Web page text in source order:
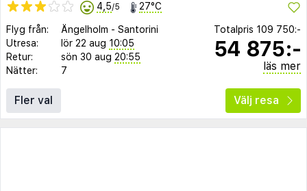
4,5/5 27°C
Flyg från: Ängelholm - Santorini
Utresa:
lör 22 aug 10:05
Retur:
sön 30 aug 20:55
Nätter:
7
Totalpris 109 750:-
54 875:-
läs mer
Fler val Välj resa